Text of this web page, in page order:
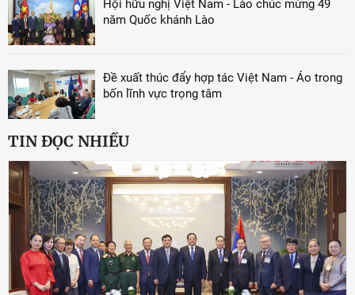
Hội hữu nghị Việt Nam - Lào chúc mừng 49
năm Quốc khánh Lào
Đề xuất thúc đẩy hợp tác Việt Nam - Áo trong
bốn lĩnh vực trọng tâm
TIN ĐỌC NHIỀU